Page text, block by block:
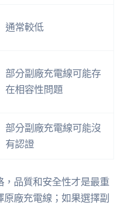
通常較低
部分副廠充電線可能存
在相容性問題
部分副廠充電線可能沒
有認證
品質和安全性才是最重
廠充電線；如果選擇副